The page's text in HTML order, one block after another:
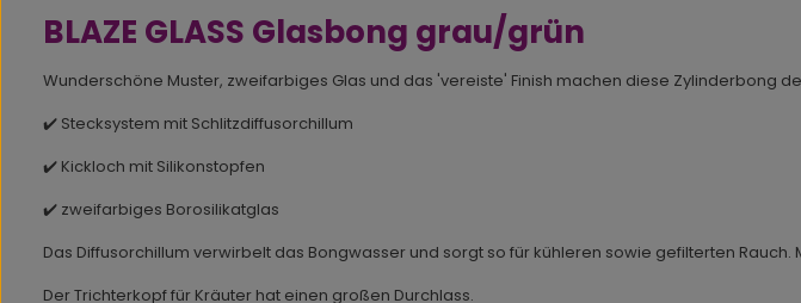
BLAZE GLASS Glasbong grau/grün
Wunderschöne Muster, zweifarbiges Glas und das 'vereiste' Finish machen diese Zylinderbong
✔️ Stecksystem mit Schlitzdiffusorchillum
✔️ Kickloch mit Silikonstopfen
✔️ zweifarbiges Borosilikatglas
Das Diffusorchillum verwirbelt das Bongwasser und sorgt so für kühleren sowie gefilterten
Der Trichterkopf für Kräuter hat einen großen Durchlass.